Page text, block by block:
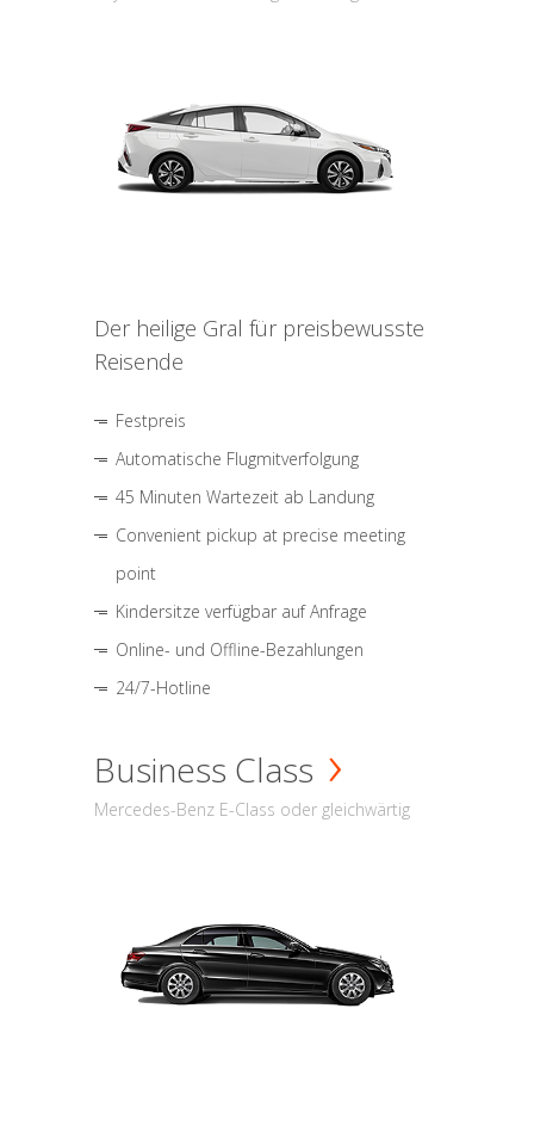
Der heilige Gral für preisbewusste
Reisende
Festpreis
Automatische Flugmitverfolgung
45 Minuten Wartezeit ab Landung
Convenient pickup at precise meeting
point
Kindersitze verfügbar auf Anfrage
Online- und Offline-Bezahlungen
24/7-Hotline
Business Class
Mercedes-Benz E-Class oder gleichwärtig